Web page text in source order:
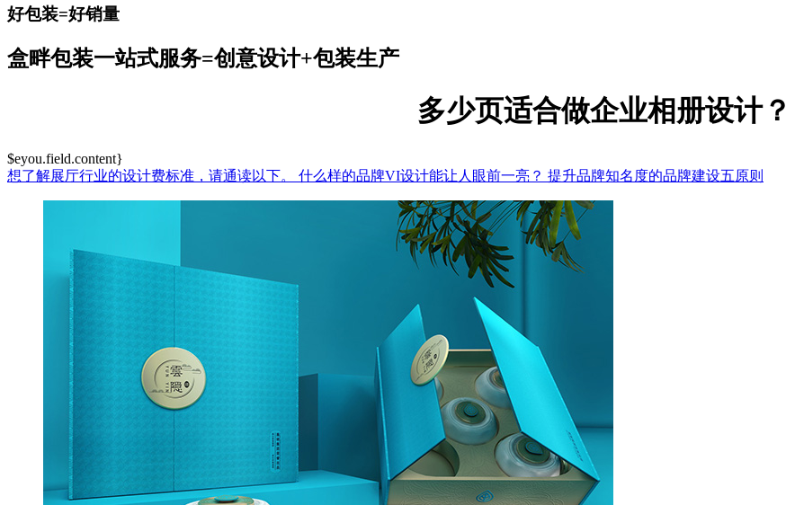
好包装=好销量
盒畔包装一站式服务=创意设计+包装生产
多少页适合做企业相册设计？
$eyou.field.content}
想了解展厅行业的设计费标准，请通读以下。 什么样的品牌VI设计能让人眼前一亮？ 提升品牌知名度的品牌建设五原则